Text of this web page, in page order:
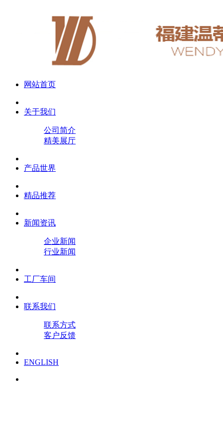
网站首页
关于我们
公司简介
精美展厅
产品世界
精品推荐
新闻资讯
企业新闻
行业新闻
工厂车间
联系我们
联系方式
客户反馈
ENGLISH